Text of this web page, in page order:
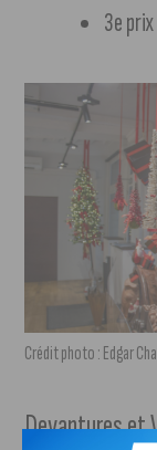
3e
Crédit photo : Edgar
Devantures et